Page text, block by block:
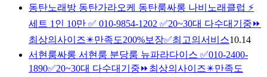
동탄노래방 동탄가라오케 동탄룸싸롱 나비노래클럽 ⚡
세트 1인 10만 ✅ 010-9854-1202 ✅20~30대 다수대기중⏩
최상의사이즈✴️만족도200%보장✅최고의서비스10.14
서현룸싸롱 서현룸 분당룸 뉴파라다이스 ✅010-2400-
1890✅20~30대 다수대기중⏩최상의사이즈✴️만족도